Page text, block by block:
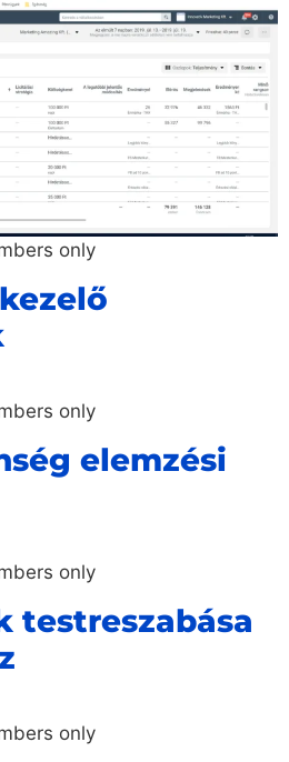
only
only
elemzési
only
testreszabása
only